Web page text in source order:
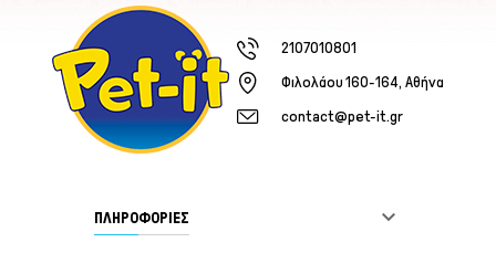
2107010801
Φιλολάου 160-164, Αθήνα
contact@pet-it.gr
ΠΛΗΡΟΦΟΡΙΕΣ 